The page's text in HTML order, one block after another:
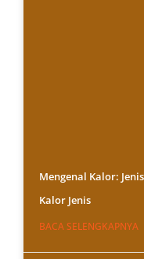
Mengenal Kalor:
Kalor Jenis
BACA SELENGKAPNYA